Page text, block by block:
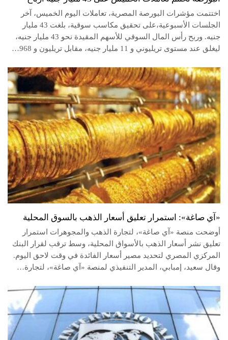
اختتمت مؤشرات البورصة المصرية، تعاملات اليوم الخميس، آخر
الجلسات الأسبوعية،على تحقيق مكاسب سوقية، بلغت 43 مليار
جنيه. وربح رأس المال السوقي للأسهم المقيدة نحو 43 مليار جنيه،
ليغلق عند مستوى تريليوني و 11 مليار جنيه، مقابل تريليون و 968…
«آي صاغة»: استمرار تعليق أسعار الذهب بالسوق المحلية
أوضحت منصة «آي صاغة»، لتجارة الذهب والمجوهرات استمرار
تعليق نشر أسعار الذهب بالأسواق المحلية، وسط ترقب لقرار البنك
المركزي المصري لتحديد مصير أسعار الفائدة في وقت لاحق اليوم.
وقال سعيد، إمبابي، المدير التنفيذي لمنصة «آي صاغة»، لتجارة…